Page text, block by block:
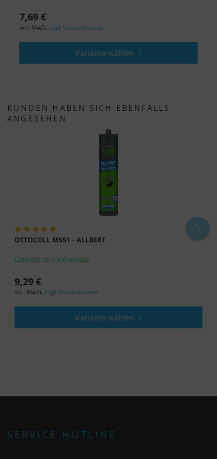
7,69 €
inkl. MwSt. zzgl. Versandkosten
Variante wählen
KUNDEN HABEN SICH EBENFALLS
ANGESEHEN
OTTOCOLL M551 - ALLBERT
Lieferzeit ca. 1-3 Werktage
9,29 €
inkl. MwSt. zzgl. Versandkosten
Variante wählen
SERVICE HOTLINE